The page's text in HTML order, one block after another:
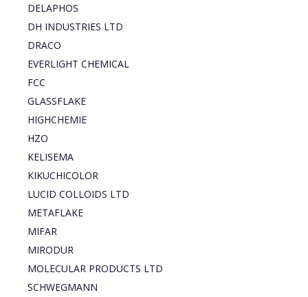
DELAPHOS
DH INDUSTRIES LTD
DRACO
EVERLIGHT CHEMICAL
FCC
GLASSFLAKE
HIGHCHEMIE
HZO
KELISEMA
KIKUCHICOLOR
LUCID COLLOIDS LTD
METAFLAKE
MIFAR
MIRODUR
MOLECULAR PRODUCTS LTD
SCHWEGMANN